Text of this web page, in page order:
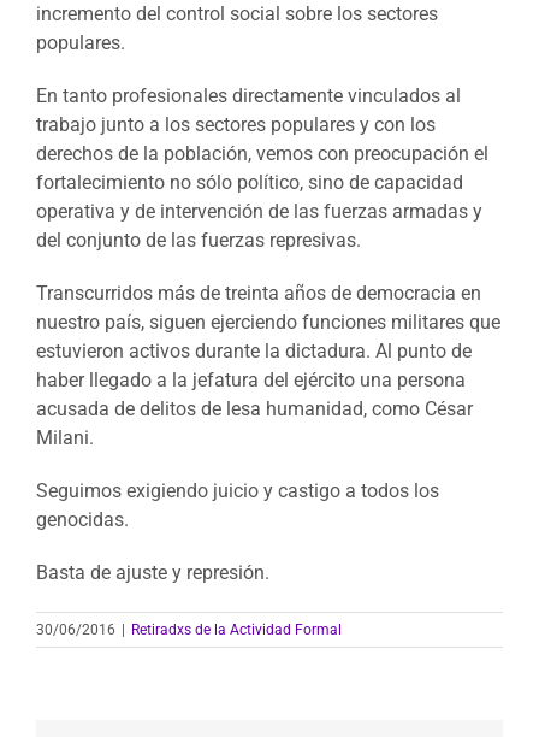
incremento del control social sobre los sectores
populares.
En tanto profesionales directamente vinculados al
trabajo junto a los sectores populares y con los
derechos de la población, vemos con preocupación el
fortalecimiento no sólo político, sino de capacidad
operativa y de intervención de las fuerzas armadas y
del conjunto de las fuerzas represivas.
Transcurridos más de treinta años de democracia en
nuestro país, siguen ejerciendo funciones militares que
estuvieron activos durante la dictadura. Al punto de
haber llegado a la jefatura del ejército una persona
acusada de delitos de lesa humanidad, como César
Milani.
Seguimos exigiendo juicio y castigo a todos los
genocidas.
Basta de ajuste y represión.
30/06/2016 | Retiradxs de la Actividad Formal